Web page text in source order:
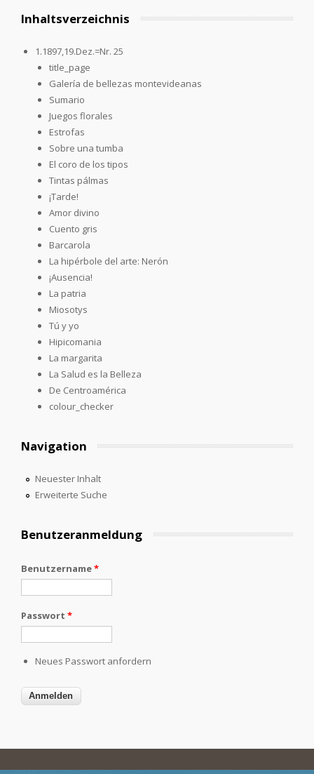
Inhaltsverzeichnis
1.1897,19.Dez.=Nr. 25
title_page
Galería de bellezas montevideanas
Sumario
Juegos florales
Estrofas
Sobre una tumba
El coro de los tipos
Tintas pálmas
¡Tarde!
Amor divino
Cuento gris
Barcarola
La hipérbole del arte: Nerón
¡Ausencia!
La patria
Miosotys
Tú y yo
Hipicomania
La margarita
La Salud es la Belleza
De Centroamérica
colour_checker
Navigation
Neuester Inhalt
Erweiterte Suche
Benutzeranmeldung
Benutzername*
Passwort *
Neues Passwort anfordern